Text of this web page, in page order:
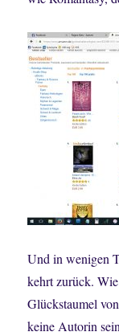
Und in wenigen
kehrt zurück.
Glückstaumel
keine Autorin